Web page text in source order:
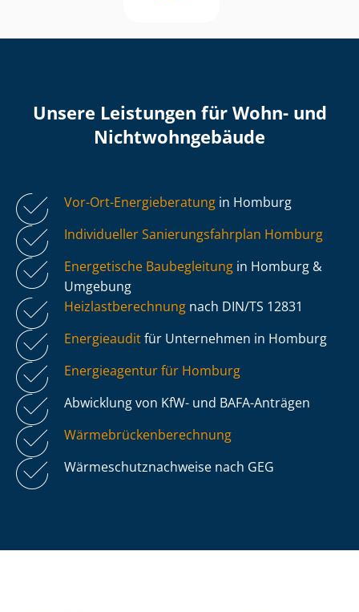
Unsere Leistungen für Wohn- und
Nicht­wohn­ge­bäu­de
Vor-Ort-Energieberatung in Homburg
Individueller Sa­nie­rungs­fahr­plan Homburg
Energetische Baubegleitung in Homburg &
Umgebung
Heiz­last­be­rech­nung nach DIN/TS 12831
Energieauditfür Unternehmen in Homburg
Energieagentur für Homburg
Abwicklung von KfW- und BAFA-Anträgen
Wär­me­brü­cken­be­rech­nung
Wär­me­schutz­nach­wei­se nach GEG